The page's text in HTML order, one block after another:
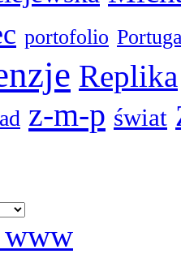
portofolio
Replika
z-m-p świat
www